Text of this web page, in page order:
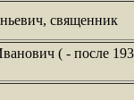
священник
( - после